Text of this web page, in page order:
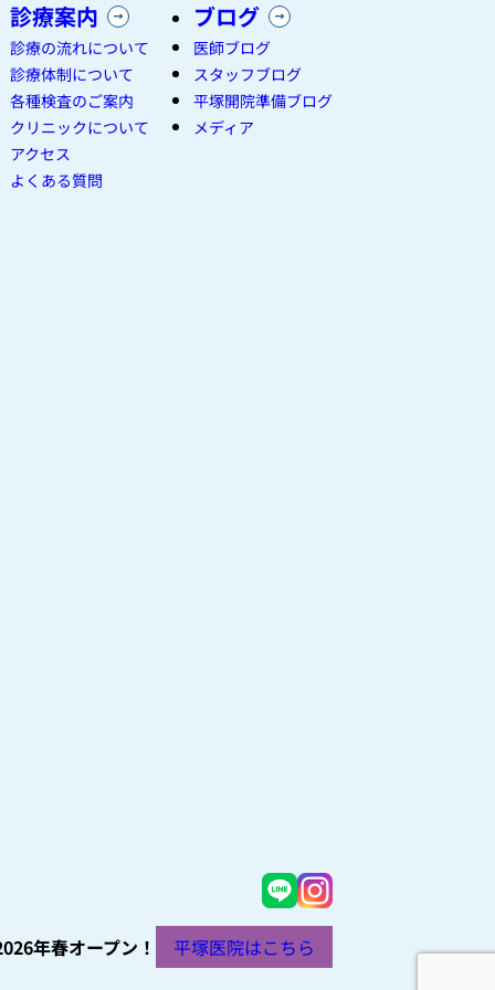
診療案内
診療の流れについて
診療体制について
各種検査のご案内
クリニックについて
アクセス
よくある質問
ブログ
医師ブログ
スタッフブログ
平塚開院準備ブログ
メディア
年春オープン！
平塚医院はこちら